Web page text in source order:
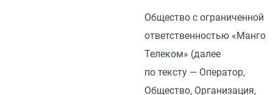
Общество с ограниченной
ответственностью «Манго
Телеком» (далее
по тексту — Оператор,
Общество, Организация,